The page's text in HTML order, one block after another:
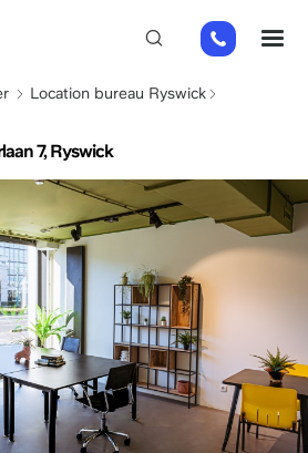
+31
85
066
Location bureau Ryswick
7, Ryswick